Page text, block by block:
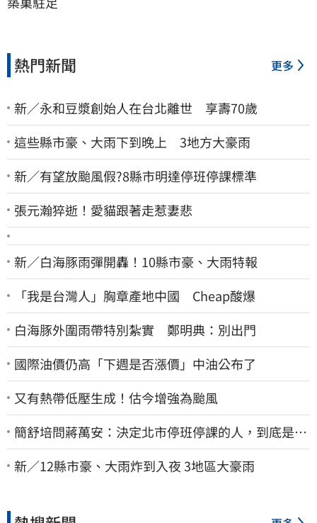
熱門新聞 更多
新／永和豆漿創始人在台北離世 享壽70歲
這些縣市豪、大雨下到晚上 3地方大豪雨
新／有望放颱風假?8縣市明達停班停課標準
張元瀚猝逝！愛貓跟著走惹妻悲
新／白海豚雨彈開轟！10縣市豪、大雨特報
「我是台灣人」胸章產地中國 Cheap酸爆
白海豚外圍雨帶特別紮實 鄭明典：別出門
國際油價仍高「下週是否漲價」中油公布了
又有熱帶低壓生成！估今增強為颱風
簡舒培問蔣萬安：決定北市停班停課的人，到底是台
北市長，還是氣象署？
新／12縣市豪、大雨炸到入夜 3地區大豪雨